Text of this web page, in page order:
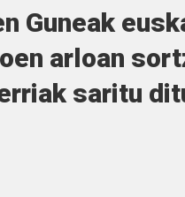
Guneak
arloan
saritu